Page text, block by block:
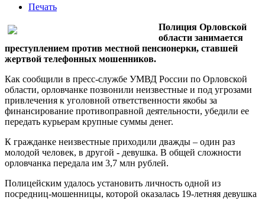
Печать
Полиция Орловской
области занимается
преступлением против местной пенсионерки, ставшей
жертвой телефонных мошенников.
Как сообщили в пресс-службе УМВД России по Орловской
области, орловчанке позвонили неизвестные и под угрозами
привлечения к уголовной ответственности якобы за
финансирование противоправной деятельности, убедили ее
передать курьерам крупные суммы денег.
К гражданке неизвестные приходили дважды – один раз
молодой человек, в другой - девушка. В общей сложности
орловчанка передала им 3,7 млн рублей.
Полицейским удалось установить личность одной из
посредниц-мошенницы, которой оказалась 19-летняя девушка